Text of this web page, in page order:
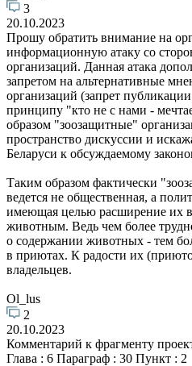
3
20.10.2023
Прошу обратить внимание на
информационную атаку со
организаций. Данная атака
запретом на альтернативные
организаций (запрет
принципу "кто не с нами -
образом "зоозащитные"
пространство дискуссии и
Беларуси к обсуждаемому
Таким образом фактически
ведется не общественная, а
имеющая целью расширение их
животным. Ведь чем более
о содержании животных - тем
в приютах. К радости их
владельцев.
Ol_lus
2
20.10.2023
Комментарий к фрагменту
Глава : 6 Параграф : 30 Пункт : 2